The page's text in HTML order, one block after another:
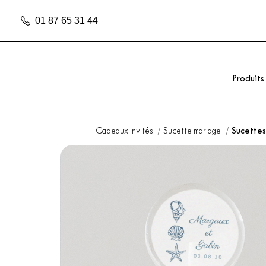
01 87 65 31 44
Produits
Cadeaux invités Sucette mariage